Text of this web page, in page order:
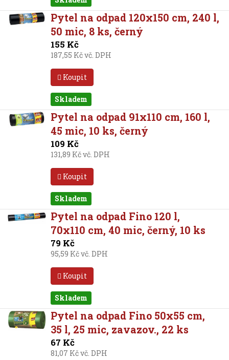
Pytel na odpad 120x150 cm, 240 l,
50 mic, 8 ks, černý
155 Kč
187,55 Kč vč. DPH
Koupit
Skladem
Pytel na odpad 91x110 cm, 160 l,
45 mic, 10 ks, černý
109 Kč
131,89 Kč vč. DPH
Koupit
Skladem
Pytel na odpad Fino 120 l,
70x110 cm, 40 mic, černý, 10 ks
79 Kč
95,59 Kč vč. DPH
Koupit
Skladem
Pytel na odpad Fino 50x55 cm,
35 l, 25 mic, zavazov., 22 ks
67 Kč
81,07 Kč vč. DPH